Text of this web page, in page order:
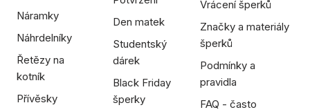
Náramky
Náhrdelníky
Řetězy na
kotník
Přívěsky
Den matek
Studentský
dárek
Black Friday
šperky
Vrácení šperků
Značky a materiály
šperků
Podmínky a
pravidla
FAQ - často